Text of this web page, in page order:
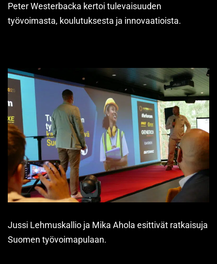
Peter Westerbacka kertoi tulevaisuuden
työvoimasta, koulutuksesta ja innovaatioista.
Jussi Lehmuskallio ja Mika Ahola esittivät ratkaisuja
Suomen työvoimapulaan.